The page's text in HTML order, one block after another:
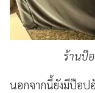
ร้านป๊
นอกจากนี้ยังมีป๊อป